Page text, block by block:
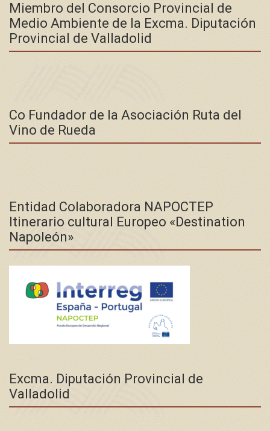
Miembro del Consorcio Provincial de
Medio Ambiente de la Excma. Diputación
Provincial de Valladolid
Co Fundador de la Asociación Ruta del
Vino de Rueda
Entidad Colaboradora NAPOCTEP
Itinerario cultural Europeo «Destination
Napoleón»
Excma. Diputación Provincial de
Valladolid